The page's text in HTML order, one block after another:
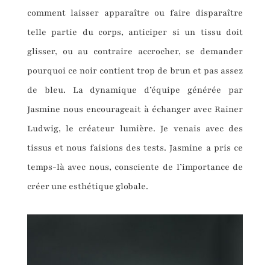
comment laisser apparaître ou faire disparaître
telle partie du corps, anticiper si un tissu doit
glisser, ou au contraire accrocher, se demander
pourquoi ce noir contient trop de brun et pas assez
de bleu. La dynamique d’équipe générée par
Jasmine nous encourageait à échanger avec Rainer
Ludwig, le créateur lumière. Je venais avec des
tissus et nous faisions des tests. Jasmine a pris ce
temps-là avec nous, consciente de l’importance de
créer une esthétique globale.